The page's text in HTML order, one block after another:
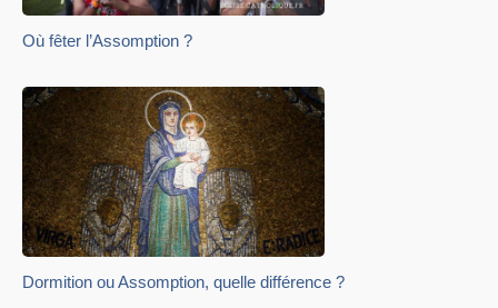
Où fêter l’Assomption ?
Dormition ou Assomption, quelle différence ?